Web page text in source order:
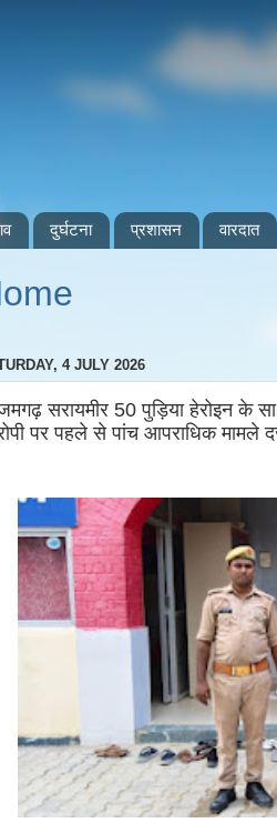
दुर्घटना प्रशासन वारदात
4 JULY 2026
सरायमीर 50 पुड़िया हेरोइन के
पर पहले से पांच आपराधिक मामले